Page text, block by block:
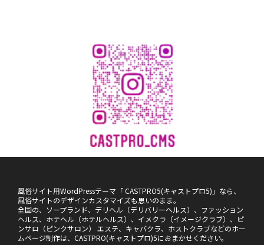
風俗サイト用WordPressテーマ「 CASTPRO5(キャストプロ5)」なら、
風俗サイトのデザインカスタマイズも思いのまま。
全国の、ソープランド、デリヘル（デリバリーヘルス）、ファッション
ヘルス、ホテヘル（ホテルヘルス）、イメクラ（イメージクラブ）、ピ
ンサロ（ピンクサロン） エステ、キャバクラ、ホストクラブなどのホー
ムページ制作は、CASTPRO(キャストプロ)5におまかせください。